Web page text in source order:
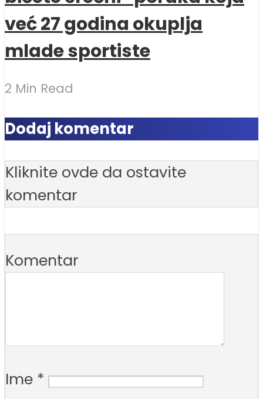
već 27 godina okuplja
mlade sportiste
2 Min Read
Dodaj komentar
Kliknite ovde da ostavite
komentar
Komentar
Ime *